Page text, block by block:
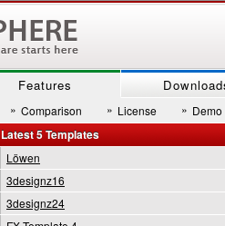
Features
» Comparison » License » Demo
Latest 5 Templates
Löwen
3designz16
3designz24